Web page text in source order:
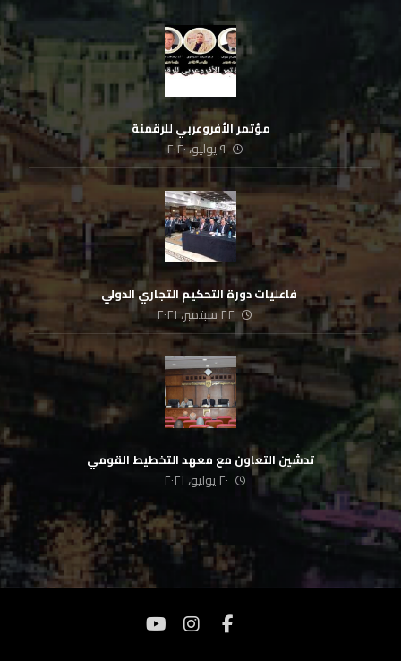
مؤتمر الأفروعربي للرقمنة
٩ يوليو، ٢٠٢٠
‏ فاعليات دورة التحكيم التجاري الدولي
٢٢ سبتمبر، ٢٠٢١
تدشين التعاون مع معهد التخطيط القومي
٢٠ يوليو، ٢٠٢١